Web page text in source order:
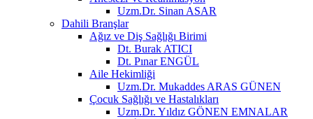
Uzm.Dr. Sinan ASAR
Dahili Branşlar
Ağız ve Diş Sağlığı Birimi
Dt. Burak ATICI
Dt. Pınar ENGÜL
Aile Hekimliği
Uzm.Dr. Mukaddes ARAS GÜNEN
Çocuk Sağlığı ve Hastalıkları
Uzm.Dr. Yıldız GÖNEN EMNALAR